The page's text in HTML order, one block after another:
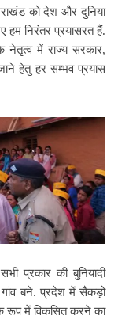
को देश और दुनिया
हम निरंतर प्रयासरत हैं.
नेतृत्व में राज्य सरकार,
हेतु हर सम्भव प्रयास
प्रकार की बुनियादी
गांव बने. प्रदेश में सैकड़ो
रूप में विकसित करने का